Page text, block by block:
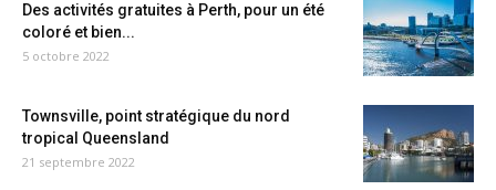
Des activités gratuites à Perth, pour un été
coloré et bien...
5 octobre 2022
Townsville, point stratégique du nord
tropical Queensland
21 septembre 2022